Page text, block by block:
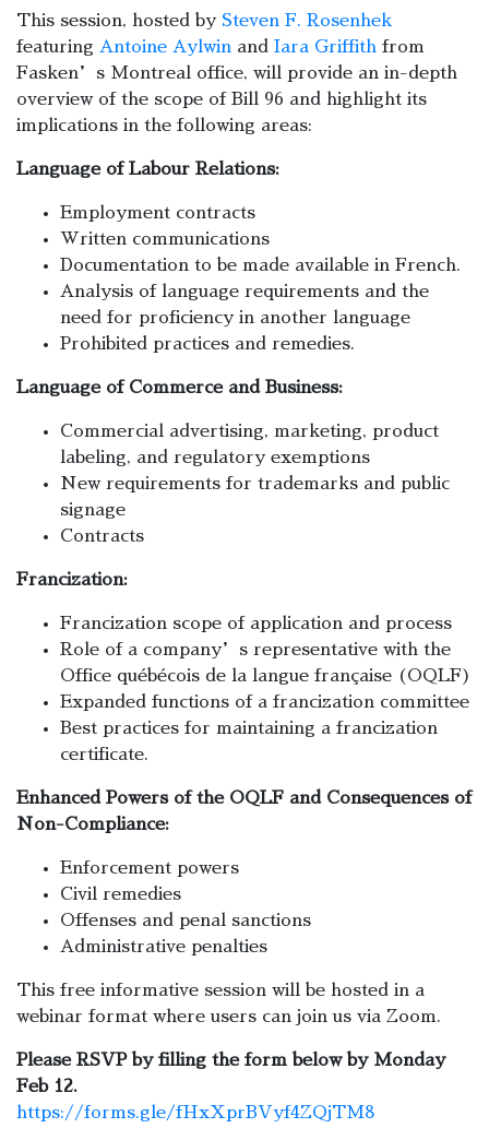
This session, hosted by Steven F. Rosenhek
featuring Antoine Aylwin and Iara Griffith from
Fasken’s Montreal office, will provide an in-depth
overview of the scope of Bill 96 and highlight its
implications in the following areas:
Language of Labour Relations:
Employment contracts
Written communications
Documentation to be made available in French.
Analysis of language requirements and the
need for proficiency in another language
Prohibited practices and remedies.
Language of Commerce and Business:
Commercial advertising, marketing, product
labeling, and regulatory exemptions
New requirements for trademarks and public
signage
Contracts
Francization:
Francization scope of application and process
Role of a company’s representative with the
Office québécois de la langue française (OQLF)
Expanded functions of a francization committee
Best practices for maintaining a francization
certificate.
Enhanced Powers of the OQLF and Consequences of
Non-Compliance:
Enforcement powers
Civil remedies
Offenses and penal sanctions
Administrative penalties
This free informative session will be hosted in a
webinar format where users can join us via Zoom.
Please RSVP by filling the form below by Monday
Feb 12.
https://forms.gle/fHxXprBVyf4ZQjTM8